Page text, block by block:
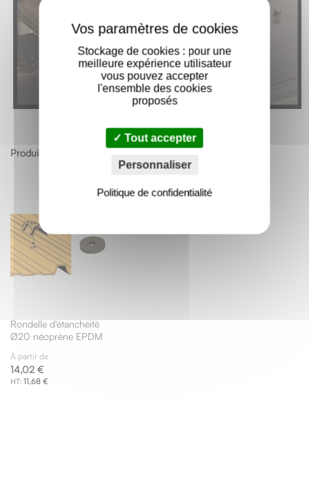
Produits apparentés
Rondelle d'étanchéité
Ø20 néoprène EPDM
À partir de
14,02 €
11,68 €
Stockage de cookies : pour une
meilleure expérience utilisateur
vous pouvez accepter
l'ensemble des cookies
proposés
Tout accepter
Personnaliser
Politique de confidentialité